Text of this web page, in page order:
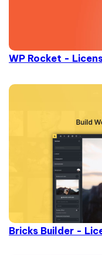
WP Rocket -
Bricks Builder -